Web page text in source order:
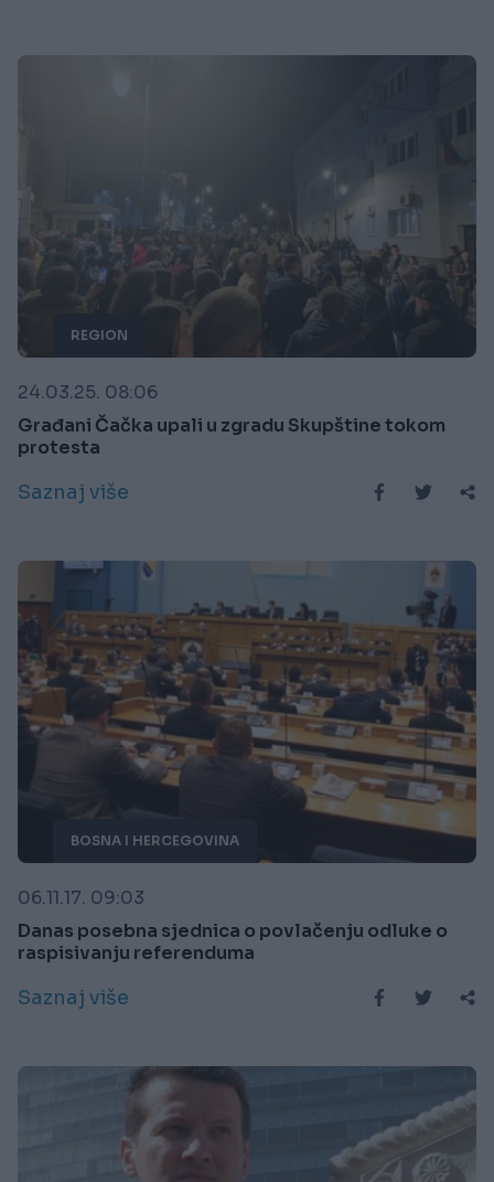
REGION
24.03.25. 08:06
Građani Čačka upali u zgradu Skupštine tokom
protesta
Saznaj više
BOSNA I HERCEGOVINA
06.11.17. 09:03
Danas posebna sjednica o povlačenju odluke o
raspisivanju referenduma
Saznaj više